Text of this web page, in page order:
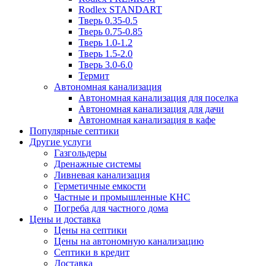
Rodlex STANDART
Тверь 0.35-0.5
Тверь 0.75-0.85
Тверь 1.0-1.2
Тверь 1.5-2.0
Тверь 3.0-6.0
Термит
Автономная канализация
Автономная канализация для поселка
Автономная канализация для дачи
Автономная канализация в кафе
Популярные септики
Другие услуги
Газгольдеры
Дренажные системы
Ливневая канализация
Герметичные емкости
Частные и промышленные КНС
Погреба для частного дома
Цены и доставка
Цены на септики
Цены на автономную канализацию
Септики в кредит
Доставка